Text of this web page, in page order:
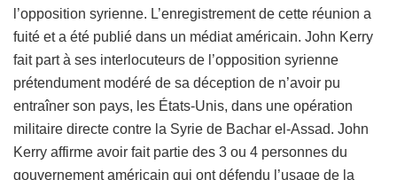
l’opposition syrienne. L’enregistrement de cette réunion a
fuité et a été publié dans un médiat américain. John Kerry
fait part à ses interlocuteurs de l’opposition syrienne
prétendument modéré de sa déception de n’avoir pu
entraîner son pays, les États-Unis, dans une opération
militaire directe contre la Syrie de Bachar el-Assad. John
Kerry affirme avoir fait partie des 3 ou 4 personnes du
gouvernement américain qui ont défendu l’usage de la